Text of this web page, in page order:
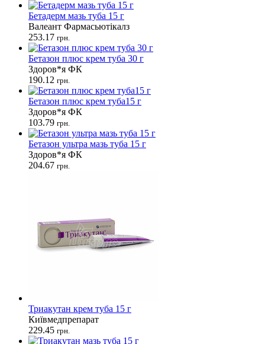
Бетадерм мазь туба 15 г
Валеант Фармасьютікалз
253.17 грн.
Бетазон плюс крем туба 30 г
Здоров*я ФК
190.12 грн.
Бетазон плюс крем туба15 г
Здоров*я ФК
103.79 грн.
Бетазон ультра мазь туба 15 г
Здоров*я ФК
204.67 грн.
Триакутан крем туба 15 г
Київмедпрепарат
229.45 грн.